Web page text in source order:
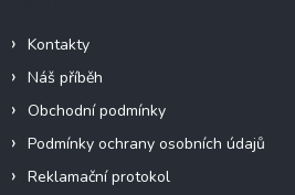
Kontakty
Náš příběh
Obchodní podmínky
Podmínky ochrany osobních údajů
Reklamační protokol